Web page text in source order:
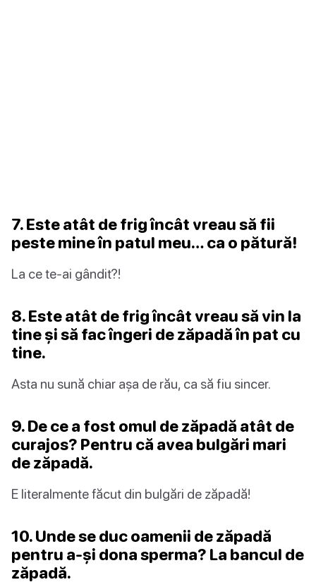
7. Este atât de frig încât vreau să fii
peste mine în patul meu… ca o pătură!
La ce te-ai gândit?!
8. Este atât de frig încât vreau să vin la
tine și să fac îngeri de zăpadă în pat cu
tine.
Asta nu sună chiar așa de rău, ca să fiu sincer.
9. De ce a fost omul de zăpadă atât de
curajos? Pentru că avea bulgări mari
de zăpadă.
E literalmente făcut din bulgări de zăpadă!
10. Unde se duc oamenii de zăpadă
pentru a-și dona sperma? La bancul de
zăpadă.